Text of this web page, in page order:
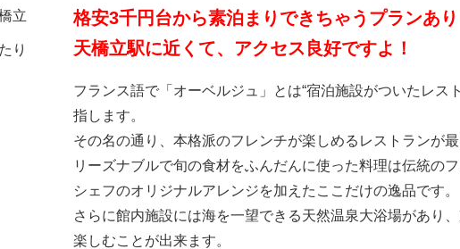
格安3千円台から素泊まりできちゃうプランあり
天橋立駅に近くて、アクセス良好ですよ！
フランス語で「オーベルジュ」とは“宿泊施設がついたレス
指します。
その名の通り、本格派のフレンチが楽しめるレストランが最
リーズナブルで旬の食材をふんだんに使った料理は伝統の
シェフのオリジナルアレンジを加えたここだけの逸品です。
さらに館内施設には海を一望できる天然温泉大浴場があり
楽しむことが出来ます。